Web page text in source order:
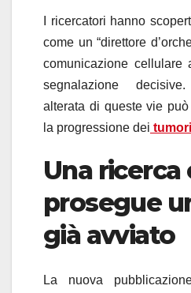
I ricercatori hanno
come un “direttore
comunicazione cellulare
segnalazione
alterata di queste vie
la progressione dei
Una ricerca
prosegue
già avviato
La nuova